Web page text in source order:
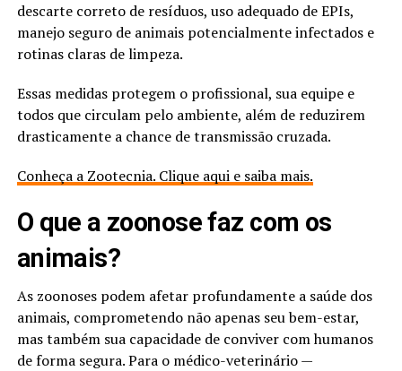
descarte correto de resíduos, uso adequado de EPIs,
manejo seguro de animais potencialmente infectados e
rotinas claras de limpeza.
Essas medidas protegem o profissional, sua equipe e
todos que circulam pelo ambiente, além de reduzirem
drasticamente a chance de transmissão cruzada.
Conheça a Zootecnia. Clique aqui e saiba mais.
O que a zoonose faz com os
animais​?
As zoonoses podem afetar profundamente a saúde dos
animais, comprometendo não apenas seu bem-estar,
mas também sua capacidade de conviver com humanos
de forma segura. Para o médico-veterinário —